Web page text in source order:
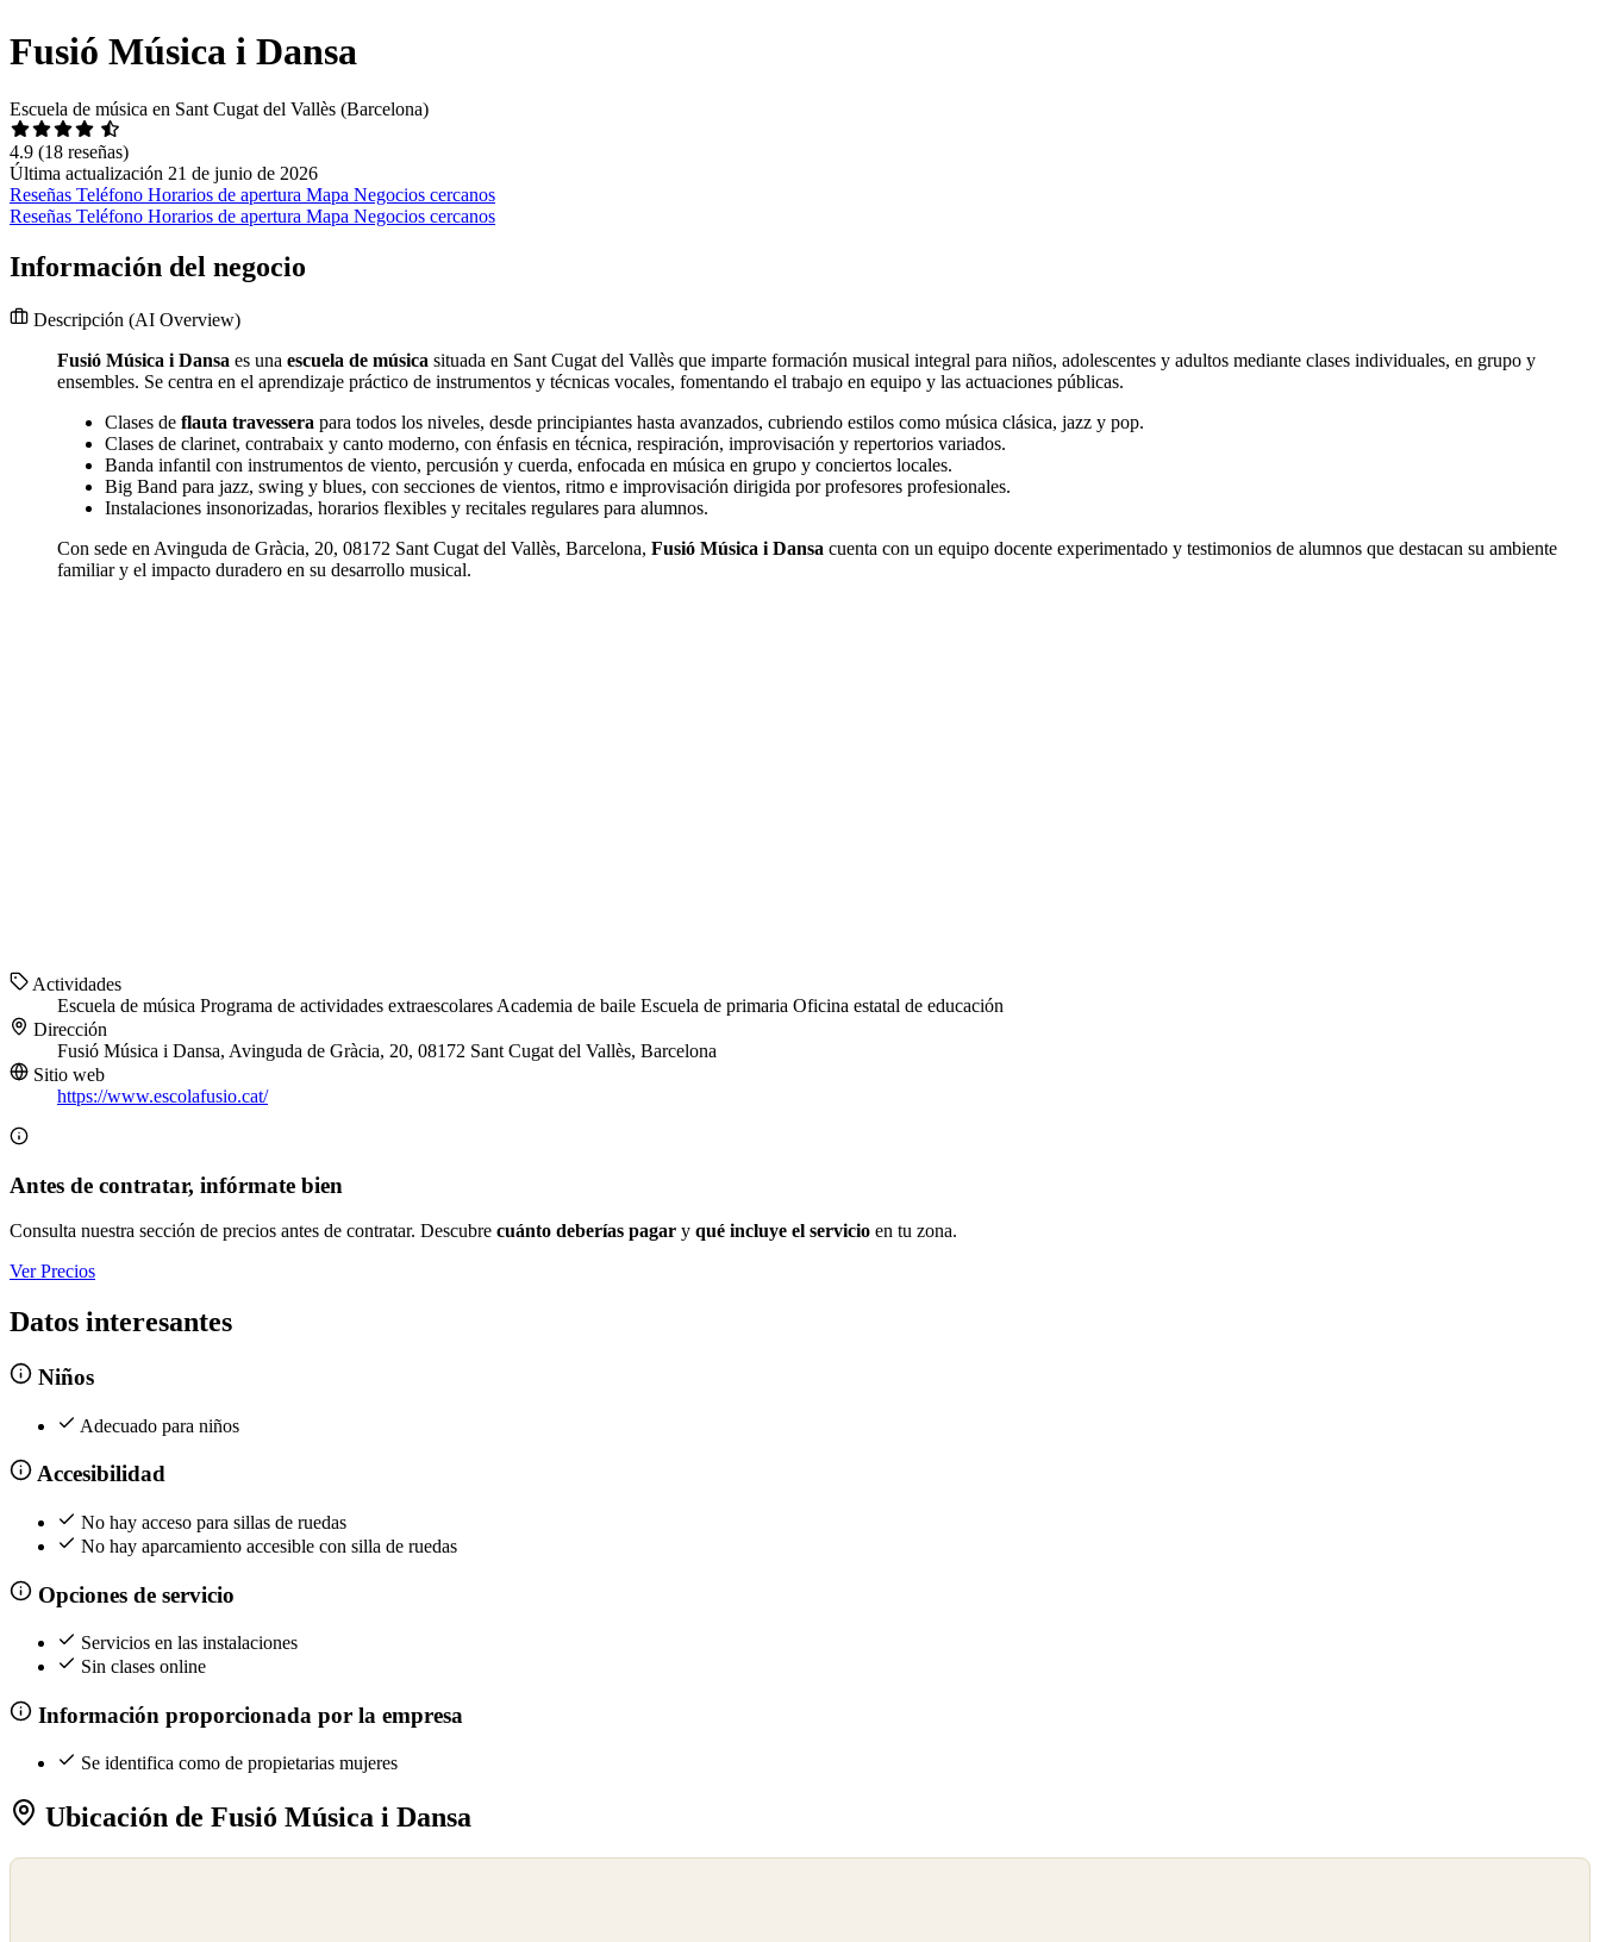
Fusió Música i Dansa
Escuela de música en Sant Cugat del Vallès (Barcelona)
4.9 (18 reseñas)
Última actualización 21 de junio de 2026
Reseñas Teléfono Horarios de apertura Mapa Negocios cercanos
Reseñas Teléfono Horarios de apertura Mapa Negocios cercanos
Información del negocio
Descripción (AI Overview)
Fusió Música i Dansa es una escuela de música situada en Sant Cugat del Vallès que imparte formación musical integral para niños, adolescentes y adultos mediante clases individuales, en grupo y
ensembles. Se centra en el aprendizaje práctico de instrumentos y técnicas vocales, fomentando el trabajo en equipo y las actuaciones públicas.
Clases de flauta travessera para todos los niveles, desde principiantes hasta avanzados, cubriendo estilos como música clásica, jazz y pop.
Clases de clarinet, contrabaix y canto moderno, con énfasis en técnica, respiración, improvisación y repertorios variados.
Banda infantil con instrumentos de viento, percusión y cuerda, enfocada en música en grupo y conciertos locales.
Big Band para jazz, swing y blues, con secciones de vientos, ritmo e improvisación dirigida por profesores profesionales.
Instalaciones insonorizadas, horarios flexibles y recitales regulares para alumnos.
Con sede en Avinguda de Gràcia, 20, 08172 Sant Cugat del Vallès, Barcelona, Fusió Música i Dansa cuenta con un equipo docente experimentado y testimonios de alumnos que destacan su ambiente
familiar y el impacto duradero en su desarrollo musical.
Actividades
Escuela de música Programa de actividades extraescolares Academia de baile Escuela de primaria Oficina estatal de educación
Dirección
Fusió Música i Dansa, Avinguda de Gràcia, 20, 08172 Sant Cugat del Vallès, Barcelona
Sitio web
https://www.escolafusio.cat/
Antes de contratar, infórmate bien
Consulta nuestra sección de precios antes de contratar. Descubre cuánto deberías pagar y qué incluye el servicio en tu zona.
Ver Precios
Datos interesantes
Niños
Adecuado para niños
Accesibilidad
No hay acceso para sillas de ruedas
No hay aparcamiento accesible con silla de ruedas
Opciones de servicio
Servicios en las instalaciones
Sin clases online
Información proporcionada por la empresa
Se identifica como de propietarias mujeres
Ubicación de Fusió Música i Dansa